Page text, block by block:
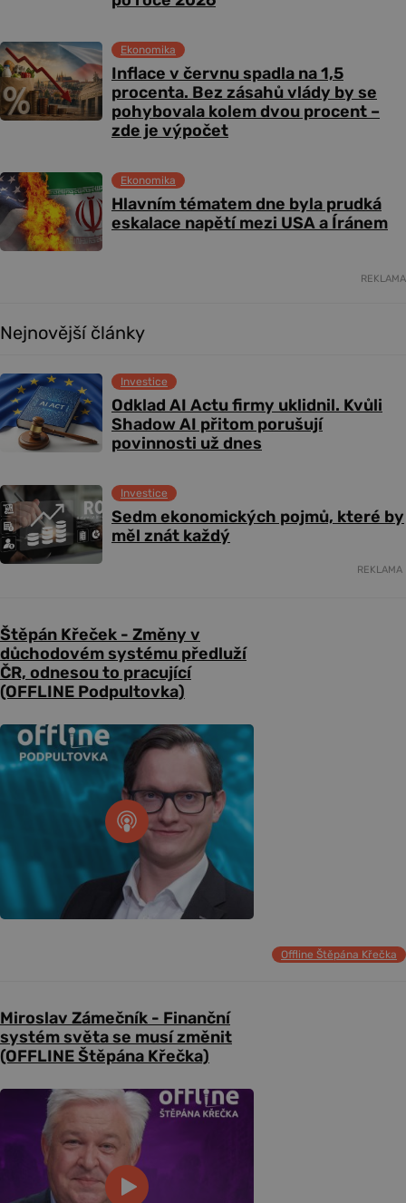
Inflace v červnu spadla na 1,5
procenta. Bez zásahů vlády by se
pohybovala kolem dvou procent –
zde je výpočet
Ekonomika
Hlavním tématem dne byla prudká
eskalace napětí mezi USA a Íránem
Ekonomika
REKLAMA
Nejnovější články
Odklad AI Actu firmy uklidnil. Kvůli
Shadow AI přitom porušují
povinnosti už dnes
Investice
Sedm ekonomických pojmů, které by
měl znát každý
Investice
REKLAMA
Štěpán Křeček - Změny v
důchodovém systému předluží
ČR, odnesou to pracující
(OFFLINE Podpultovka)
Offline Štěpána Křečka
Miroslav Zámečník - Finanční
systém světa se musí změnit
(OFFLINE Štěpána Křečka)